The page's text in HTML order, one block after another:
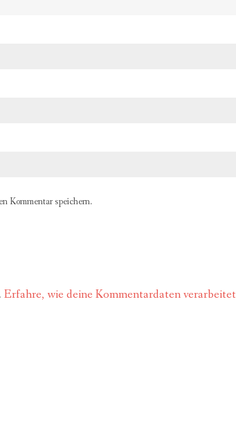
Kommentar speichern.
Erfahre, wie deine Kommentardaten verarbeitet